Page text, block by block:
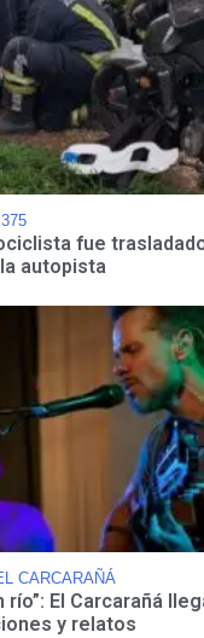
fue
autopista
CARCARAÑÁ
río”: El Carcarañá
y relatos